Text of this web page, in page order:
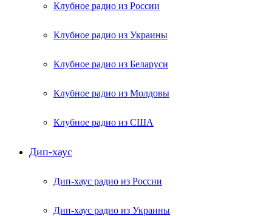
Клубное радио из России
Клубное радио из Украины
Клубное радио из Беларуси
Клубное радио из Молдовы
Клубное радио из США
Дип-хаус
Дип-хаус радио из России
Дип-хаус радио из Украины